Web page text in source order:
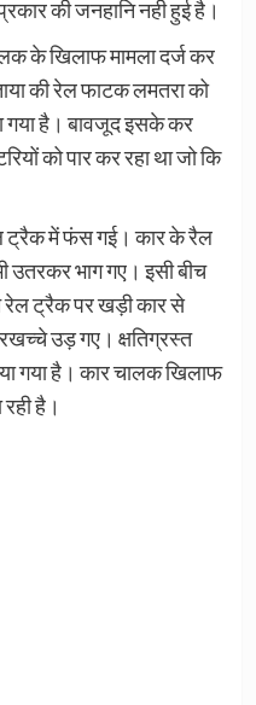
की जनहानि नही हुई है।
के खिलाफ मामला दर्ज कर
की रेल फाटक लमतरा को
गया है। बावजूद इसके कर
को पार कर रहा था जो कि
ट्रैक में फंस गई। कार के रैल
भाग गए। इसी बीच
रेल ट्रैक पर खड़ी कार से
उड़ गए। क्षतिग्रस्त
गया है। कार चालक खिलाफ
है।